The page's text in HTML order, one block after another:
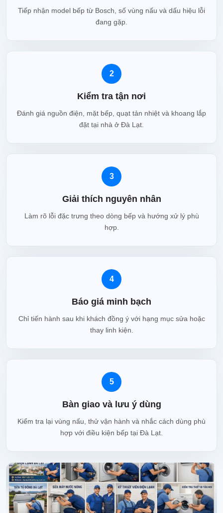
Tiếp nhận model bếp từ Bosch, số vùng nấu và dấu hiệu lỗi
đang gặp.
2
Kiểm tra tận nơi
Đánh giá nguồn điện, mặt bếp, quạt tản nhiệt và khoang lắp
đặt tại nhà ở Đà Lạt.
3
Giải thích nguyên nhân
Làm rõ lỗi đặc trưng theo dòng bếp và hướng xử lý phù
hợp.
4
Báo giá minh bạch
Chỉ tiến hành sau khi khách đồng ý với hạng mục sửa hoặc
thay linh kiện.
5
Bàn giao và lưu ý dùng
Kiểm tra lại vùng nấu, thử vận hành và nhắc cách dùng phù
hợp với điều kiện bếp tại Đà Lạt.